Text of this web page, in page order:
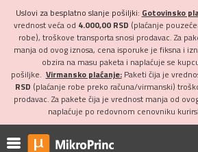
Uslovi za besplatno slanje pošiljki: Gotovinsko
vrednost veća od 4.000,00 RSD (plaćanje
robe), troškove transporta snosi prodavac. Za
manja od ovog iznosa, cena isporuke je fiksna i
obzira na masu paketa i naplaćuje se
pošiljke. Virmansko plaćanje:Paketi čija je
RSD (plaćanje robe preko računa/virmanski)
prodavac. Za pakete čija je vrednost manja od
naplaćuje po redovnom cenovniku